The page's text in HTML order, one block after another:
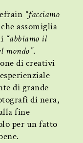
“facciamo
assomiglia
“abbiamo il
mondo”.
di creativi
di grande
di nera,
fine
per un fatto